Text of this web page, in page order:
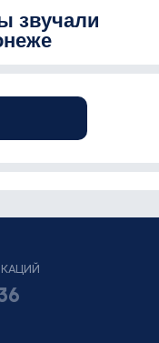
звучали